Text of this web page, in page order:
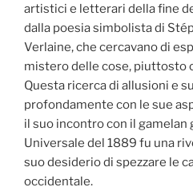
artistici e letterari della fine
dalla poesia simbolista di
Verlaine, che cercavano di
mistero delle cose, piuttosto
Questa ricerca di allusioni e
profondamente con le sue
il suo incontro con il gamelan
Universale del 1889 fu una
suo desiderio di spezzare le
occidentale.